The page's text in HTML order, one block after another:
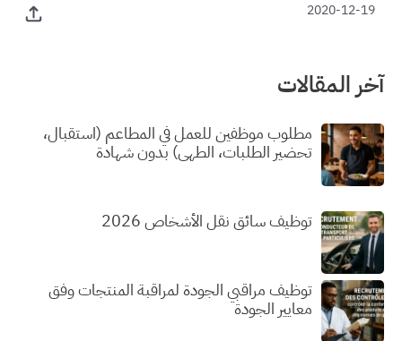
2020-12-19
آخر المقالات
مطلوب موظفين للعمل في المطاعم (استقبال،
تحضير الطلبات، الطهي) بدون شهادة
توظيف سائق نقل الأشخاص 2026
توظيف مراقبي الجودة لمراقبة المنتجات وفق
معايير الجودة